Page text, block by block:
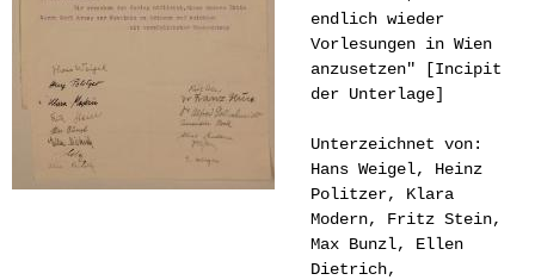
endlich wieder
Vorlesungen in Wien
anzusetzen" [Incipit
der Unterlage]
Unterzeichnet von:
Hans Weigel, Heinz
Politzer, Klara
Modern, Fritz Stein,
Max Bunzl, Ellen
Dietrich,